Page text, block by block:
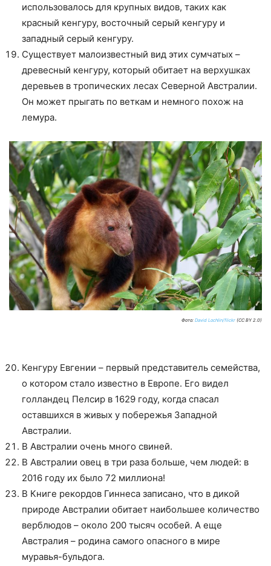
использовалось для крупных видов, таких как
красный кенгуру, восточный серый кенгуру и
западный серый кенгуру.
Существует малоизвестный вид этих сумчатых –
древесный кенгуру, который обитает на верхушках
деревьев в тропических лесах Северной Австралии.
Он может прыгать по веткам и немного похож на
лемура.
Фото: David Lochlin/flickr (CC BY 2.0)
Кенгуру Евгении – первый представитель семейства,
о котором стало известно в Европе. Его видел
голландец Пелсир в 1629 году, когда спасал
оставшихся в живых у побережья Западной
Австралии.
В Австралии очень много свиней.
В Австралии овец в три раза больше, чем людей: в
2016 году их было 72 миллиона!
В Книге рекордов Гиннеса записано, что в дикой
природе Австралии обитает наибольшее количество
верблюдов – около 200 тысяч особей. А еще
Австралия – родина самого опасного в мире
муравья-бульдога.